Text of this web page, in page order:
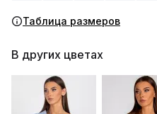
Таблица размеров
В других цветах